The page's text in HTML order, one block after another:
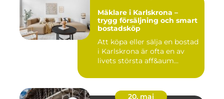
Mäklare i Karlskrona –
trygg försäljning och smart
bostadsköp
Att köpa eller sälja en bostad
i Karlskrona är ofta en av
livets största aff&aum...
20. maj